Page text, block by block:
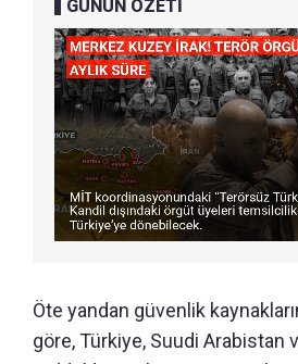
GÜNÜN ÖZETİ
Öte yandan güvenlik
göre, Türkiye, Suudi Arabistan